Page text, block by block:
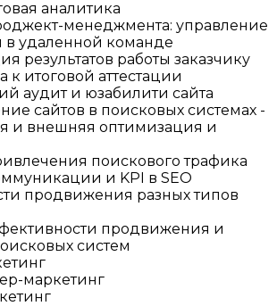
аналитика
менеджмента: управление
в удаленной команде
результатов работы заказчику
к итоговой аттестации
аудит и юзабилити сайта
сайтов в поисковых системах -
и внешняя оптимизация и
поискового трафика
и KPI в SEO
продвижения разных типов
продвижения и
систем
маркетинг